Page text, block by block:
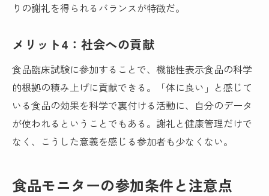
りの謝礼を得られるバランスが特徴だ。
メリット4：社会への貢献
食品臨床試験に参加することで、機能性表示食品の科学
的根拠の積み上げに貢献できる。「体に良い」と感じて
いる食品の効果を科学で裏付ける活動に、自分のデータ
が使われるということでもある。謝礼と健康管理だけで
なく、こうした意義を感じる参加者も少なくない。
食品モニターの参加条件と注意点